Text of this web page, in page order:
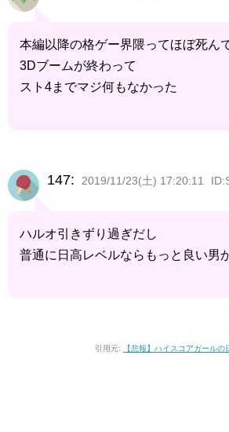
本編以降の格ゲー界隈ってほぼ死ん
3Dブームが終わって
スト4までマジ何もなかった
147: 2019/11/23(土) 17:20:11
ハルオ引きずり過ぎだし
普通に日高レベルならもっと良い男
引用元: 【悲報】ハイスコアガール